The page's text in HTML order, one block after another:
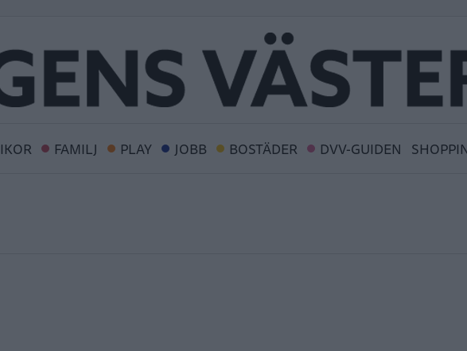
FAMILJ PLAY JOBB BOSTÄDER DVV-GUIDEN